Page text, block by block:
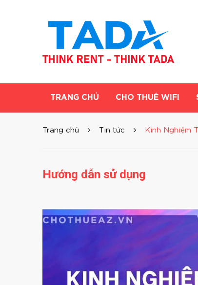
TRANG CHỦ CHO THUÊ WIFI
Trang chủ Tin tức Kinh Nghiệm
Hướng dẫn sử dụng